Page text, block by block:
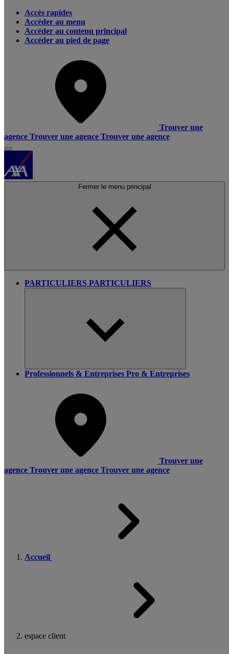
Accès rapides
Accéder au menu
Accéder au contenu principal
Accéder au pied de page
Trouver une
agence Trouver une agence Trouver une agence
Fermer le menu principal
PARTICULIERS PARTICULIERS
Professionnels & Entreprises Pro & Entreprises
Trouver une
agence Trouver une agence Trouver une agence
Accueil
espace client